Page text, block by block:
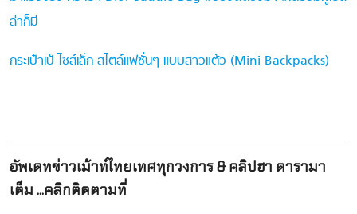
ล่าก็มี
กระเป๋าเป้ ไซส์เล็ก สไตล์แฟชั่นๆ แบบสาวแต้ว (Mini Backpacks)
อัพเดทข่าวเม้าท์ไทยเทศทุกวงการ & คลิปฮา ดารามา
เต็ม ...คลิกติดตามที่